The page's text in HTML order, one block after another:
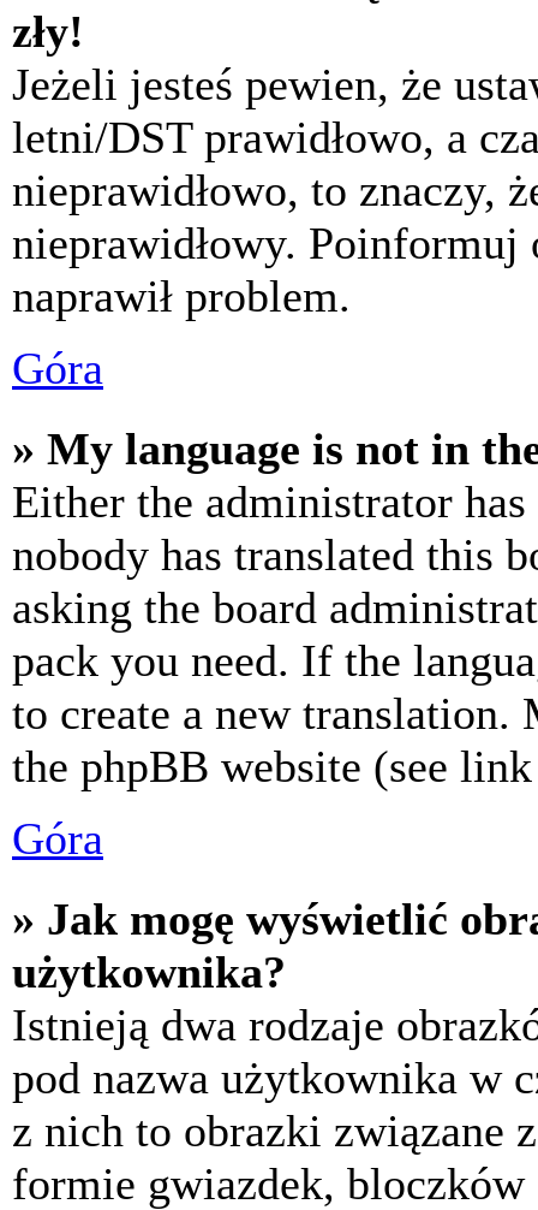
zły!
Jeżeli jesteś pewien, że
letni/DST prawidłowo, a
nieprawidłowo, to znaczy,
nieprawidłowy.
naprawił problem.
Góra
» My language is not in
Either the administrator
nobody has translated this
asking the board
pack you need. If the
to create a new
the phpBB website (see
Góra
» Jak mogę wyświetlić
użytkownika?
Istnieją dwa rodzaje
pod nazwa użytkownika w
z nich to obrazki związane
formie gwiazdek,